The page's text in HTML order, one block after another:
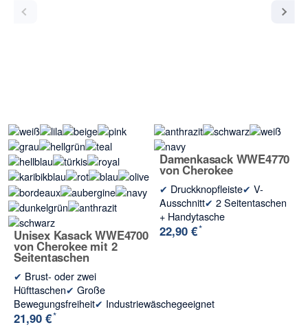
Unisex Kasack WWE4700
von Cherokee mit 2
Seitentaschen
✔ Brust- oder zwei
Hüfttaschen✔ Große
Bewegungsfreiheit✔ Industriewäschegeeignet
21,90 €*
Damenkasack WWE4770
von Cherokee
✔ Druckknopfleiste✔ V-
Ausschnitt✔ 2 Seitentaschen
+ Handytasche
22,90 €*